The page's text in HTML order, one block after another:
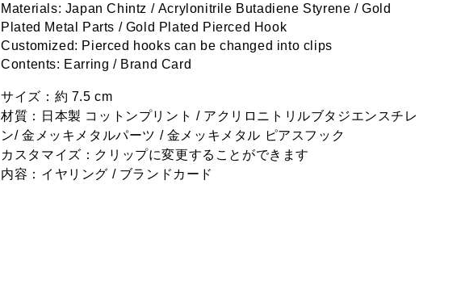
Materials: Japan Chintz / Acrylonitrile Butadiene Styrene / Gold
Plated Metal Parts / Gold Plated Pierced Hook
Customized: Pierced hooks can be changed into clips
Contents: Earring / Brand Card
サイズ：約 7.5 cm
材質：日本製 コットンプリント / アクリロニトリルブタジエンスチレ
ン/ 金メッキメタルパーツ / 金メッキメタル ピアスフック
カスタマイズ：クリップに変更することができます
内容：イヤリング / ブランドカード